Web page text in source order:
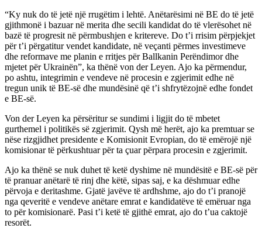
“Ky nuk do të jetë një rrugëtim i lehtë. Anëtarësimi në BE do të jetë
gjithmonë i bazuar në merita dhe secili kandidat do të vlerësohet në
bazë të progresit në përmbushjen e kritereve. Do t’i rrisim përpjekjet
për t’i përgatitur vendet kandidate, në veçanti përmes investimeve
dhe reformave me planin e rritjes për Ballkanin Perëndimor dhe
mjetet për Ukrainën”, ka thënë von der Leyen. Ajo ka përmendur,
po ashtu, integrimin e vendeve në procesin e zgjerimit edhe në
tregun unik të BE-së dhe mundësinë që t’i shfrytëzojnë edhe fondet
e BE-së.
Von der Leyen ka përsëritur se sundimi i ligjit do të mbetet
gurthemel i politikës së zgjerimit. Qysh më herët, ajo ka premtuar se
nëse rizgjidhet presidente e Komisionit Evropian, do të emërojë një
komisionar të përkushtuar për ta çuar përpara procesin e zgjerimit.
Ajo ka thënë se nuk duhet të ketë dyshime në mundësitë e BE-së për
të pranuar anëtarë të rinj dhe këtë, sipas saj, e ka dëshmuar edhe
përvoja e deritashme. Gjatë javëve të ardhshme, ajo do t’i pranojë
nga qeveritë e vendeve anëtare emrat e kandidatëve të emëruar nga
to për komisionarë. Pasi t’i ketë të gjithë emrat, ajo do t’ua caktojë
resorët.